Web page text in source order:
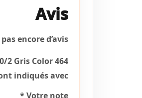
Avis
encore d’avis.
Gris Color 464”
indiqués avec
Votre note
*